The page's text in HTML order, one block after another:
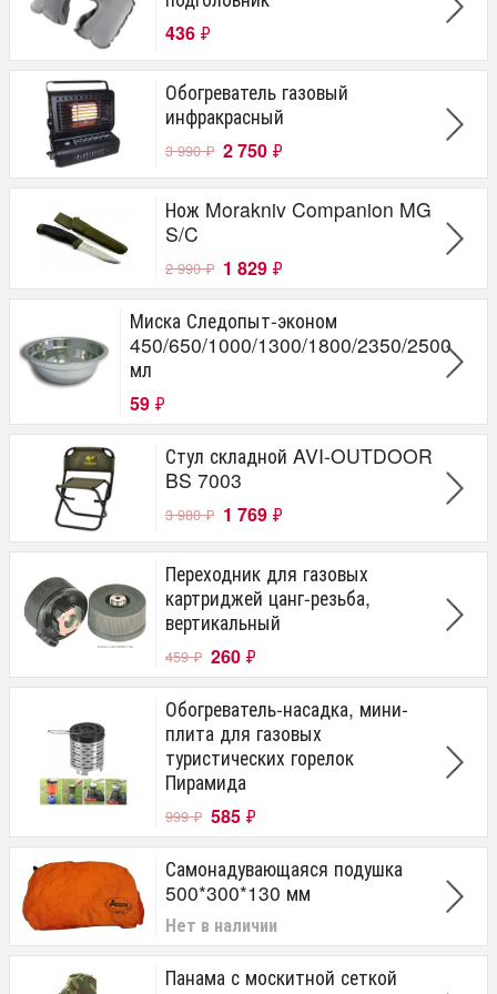
436 ₽
Обогреватель газовый
инфракрасный
3 990₽ 2 750 ₽
Нож Morakniv Companion MG
S/C
2 990₽ 1 829 ₽
Миска Следопыт-эконом
450/650/1000/1300/1800/2350/2500
мл
59 ₽
Стул складной AVI-OUTDOOR
BS 7003
3 980₽ 1 769 ₽
Переходник для газовых
картриджей цанг-резьба,
вертикальный
459₽ 260 ₽
Обогреватель-насадка, мини-
плита для газовых
туристических горелок
Пирамида
999₽ 585 ₽
Самонадувающаяся подушка
500*300*130 мм
Нет в наличии
Панама с москитной сеткой